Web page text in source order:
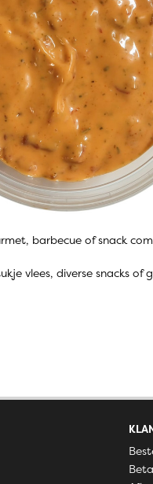
barbecue of snack
vlees, diverse snacks of